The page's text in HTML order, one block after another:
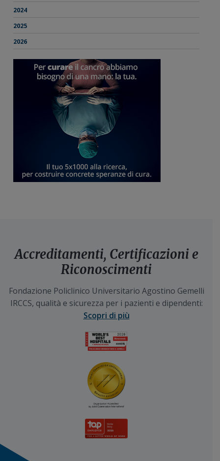
2024
2025
2026
Accreditamenti, Certificazioni e
Riconoscimenti
Fondazione Policlinico Universitario Agostino Gemelli
IRCCS, qualità e sicurezza per i pazienti e dipendenti:
Scopri di più